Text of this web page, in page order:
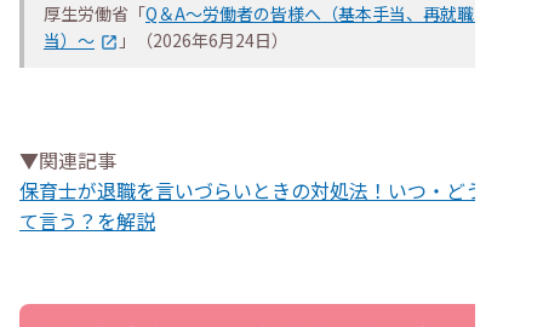
厚生労働省「Q＆A～労働者の皆様へ（基本手当、再就職手
当）～
」（2026年6月24日）
▼関連記事
保育士が退職を言いづらいときの対処法！いつ・どうやっ
て言う？を解説